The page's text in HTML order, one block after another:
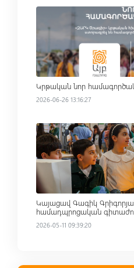
Read more
Կրթական նոր
2026-06-26 13:16:27
Read more
Կայացավ Գագիկ
համադպրոցական
2026-05-11 09:39:20